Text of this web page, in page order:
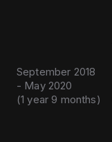
September 2018
- May 2020
(1 year 9 months)